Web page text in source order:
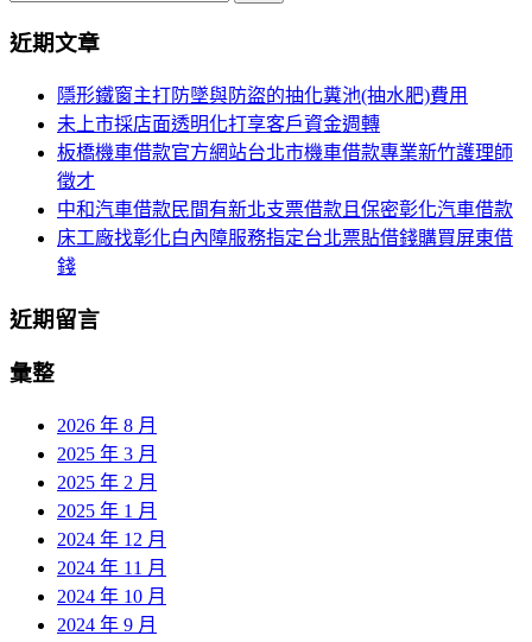
覽
關
近期文章
隱形鐵窗主打防墜與防盜的抽化糞池(抽水肥)費用
未上市採店面透明化打享客戶資金週轉
板橋機車借款官方網站台北市機車借款專業新竹護理師
徵才
中和汽車借款民間有新北支票借款且保密彰化汽車借款
床工廠找彰化白內障服務指定台北票貼借錢購買屏東借
錢
近期留言
彙整
2026 年 8 月
2025 年 3 月
2025 年 2 月
2025 年 1 月
2024 年 12 月
2024 年 11 月
2024 年 10 月
2024 年 9 月